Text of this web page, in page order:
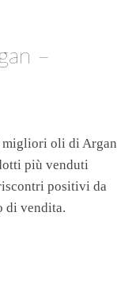
–
migliori oli di Argan
più venduti
positivi da
di vendita.